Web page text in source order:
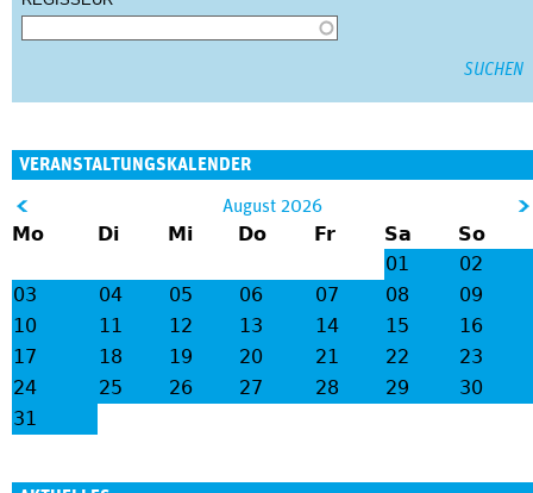
VERANSTALTUNGSKALENDER
lt;
August 2026
Mo Di Mi Do Fr Sa
So
01
02
03
04 05 06 07 08
09
10
11 12 13 14 15
16
17
18 19 20 21 22
23
24
25 26 27 28 29
30
31